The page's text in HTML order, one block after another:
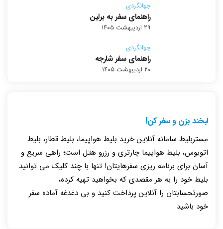
جهانگردی
راهنمای سفر به برلین
۲۹ اردیبهشت ۱۴۰۵
جهانگردی
راهنمای سفر شارجه
۲۰ اردیبهشت ۱۴۰۵
لبخند بزن و سفر کن!
مِستربلیط سامانه آنلاین خرید بلیط هواپیما، بلیط قطار، بلیط
اتوبوس، بلیط هواپیما چارتری و رزرو هتل است؛ راهی سریع و
آسان برای برنامه ریزی سفرهایتان! تنها با چند کلیک می توانید
بلیط خود را به هر مقصدی که بخواهید تهیه کرده،
صورتحسابتان را آنلاین پرداخت کنید و بی دغدغه آماده سفر
خود باشید